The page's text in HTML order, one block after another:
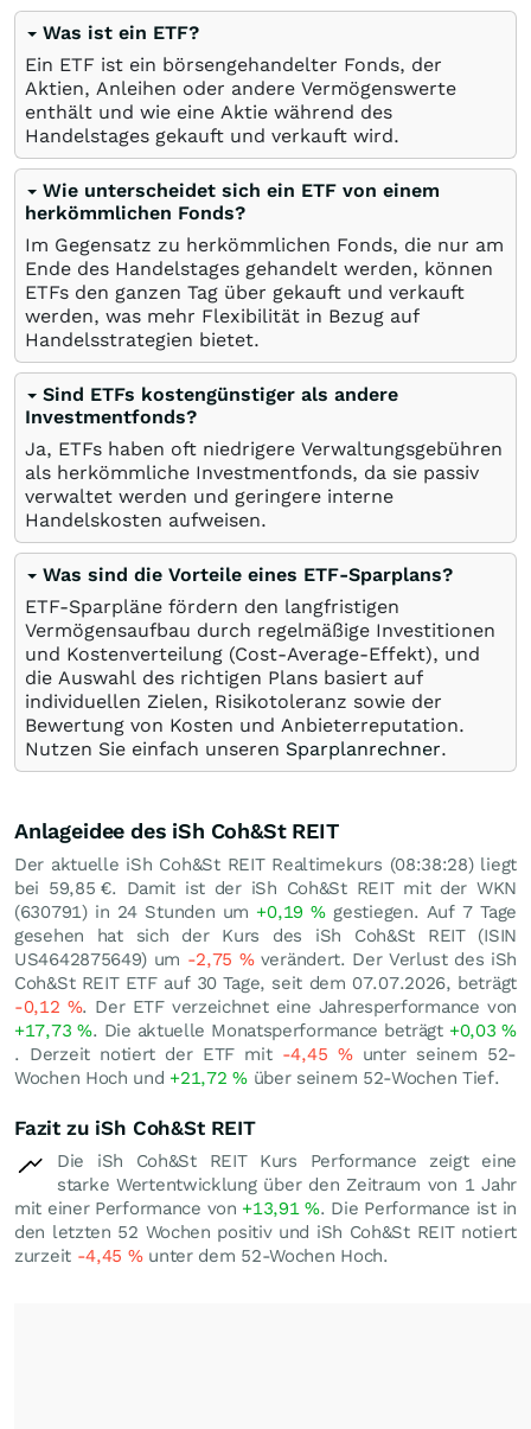
Was ist ein ETF?
Ein ETF ist ein börsengehandelter Fonds, der
Aktien, Anleihen oder andere Vermögenswerte
enthält und wie eine Aktie während des
Handelstages gekauft und verkauft wird.
Wie unterscheidet sich ein ETF von einem
herkömmlichen Fonds?
Im Gegensatz zu herkömmlichen Fonds, die nur am
Ende des Handelstages gehandelt werden, können
ETFs den ganzen Tag über gekauft und verkauft
werden, was mehr Flexibilität in Bezug auf
Handelsstrategien bietet.
Sind ETFs kostengünstiger als andere
Investmentfonds?
Ja, ETFs haben oft niedrigere Verwaltungsgebühren
als herkömmliche Investmentfonds, da sie passiv
verwaltet werden und geringere interne
Handelskosten aufweisen.
Was sind die Vorteile eines ETF-Sparplans?
ETF-Sparpläne fördern den langfristigen
Vermögensaufbau durch regelmäßige Investitionen
und Kostenverteilung (Cost-Average-Effekt), und
die Auswahl des richtigen Plans basiert auf
individuellen Zielen, Risikotoleranz sowie der
Bewertung von Kosten und Anbieterreputation.
Nutzen Sie einfach unseren Sparplanrechner.
Anlageidee des iSh Coh&St REIT
Der aktuelle iSh Coh&St REIT Realtimekurs (08:38:28) liegt
bei 59,85 €. Damit ist der iSh Coh&St REIT mit der WKN
(630791) in 24 Stunden um +0,19% gestiegen. Auf 7 Tage
gesehen hat sich der Kurs des iSh Coh&St REIT (ISIN
US4642875649) um -2,75 %verändert. Der Verlust des iSh
Coh&St REIT ETF auf 30 Tage, seit dem 07.07.2026, beträgt
-0,12 %. Der ETF verzeichnet eine Jahresperformance von
+17,73%. Die aktuelle Monatsperformance beträgt +0,03%
. Derzeit notiert der ETF mit -4,45 %unter seinem 52-
Wochen Hoch und +21,72%über seinem 52-Wochen Tief.
Fazit zu iSh Coh&St REIT
Die iSh Coh&St REIT Kurs Performance zeigt eine
starke Wertentwicklung über den Zeitraum von 1 Jahr
mit einer Performance von +13,91%. Die Performance ist in
den letzten 52 Wochen positiv und iSh Coh&St REIT notiert
zurzeit -4,45 %unter dem 52-Wochen Hoch.